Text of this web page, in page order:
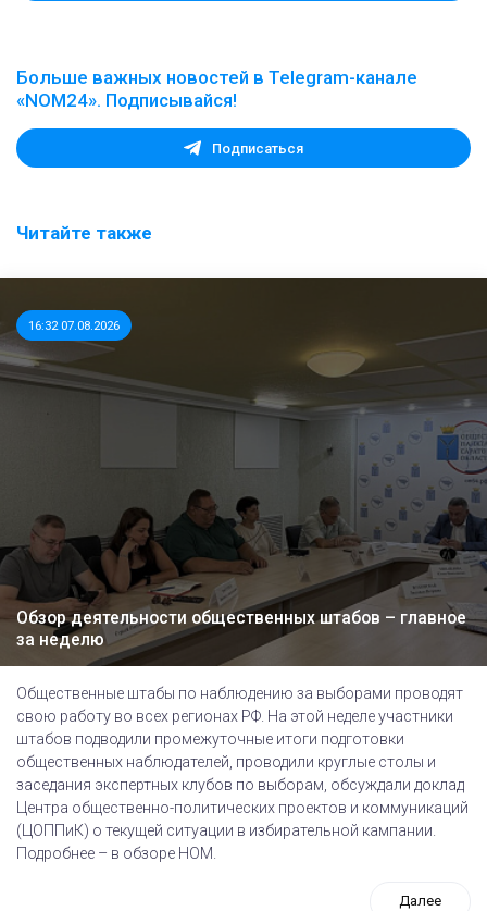
Больше важных новостей в Telegram-канале
«NOM24». Подписывайся!
Подписаться
Читайте также
16:32 07.08.2026
Обзор деятельности общественных штабов – главное
за неделю
Общественные штабы по наблюдению за выборами проводят
свою работу во всех регионах РФ. На этой неделе участники
штабов подводили промежуточные итоги подготовки
общественных наблюдателей, проводили круглые столы и
заседания экспертных клубов по выборам, обсуждали доклад
Центра общественно-политических проектов и коммуникаций
(ЦОППиК) о текущей ситуации в избирательной кампании.
Подробнее – в обзоре НОМ.
Далее